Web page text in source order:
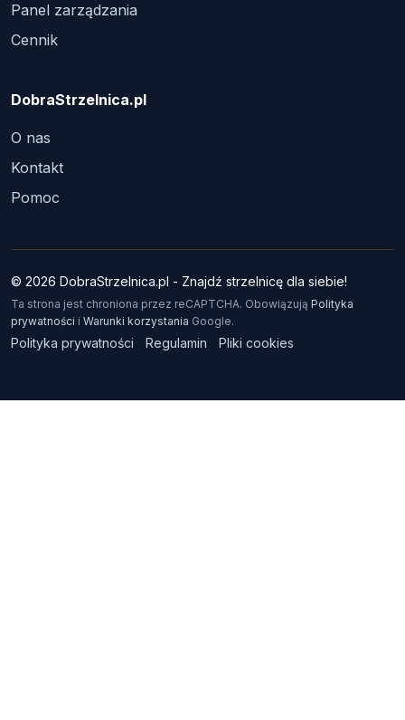
Panel zarządzania
Cennik
DobraStrzelnica.pl
O nas
Kontakt
Pomoc
© 2026 DobraStrzelnica.pl - Znajdź strzelnicę dla siebie!
Ta strona jest chroniona przez reCAPTCHA. Obowiązują Polityka
prywatności i Warunki korzystania Google.
Polityka prywatności Regulamin Pliki cookies